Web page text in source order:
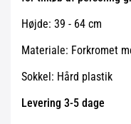
Højde: 39 - 64 cm
Materiale: Forkromet
Sokkel: Hård plastik
Levering 3-5 dage